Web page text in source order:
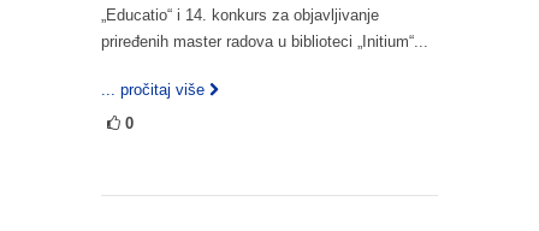
„Educatio“ i 14. konkurs za objavljivanje
priređenih master radova u biblioteci „Initium“...
... pročitaj više
0